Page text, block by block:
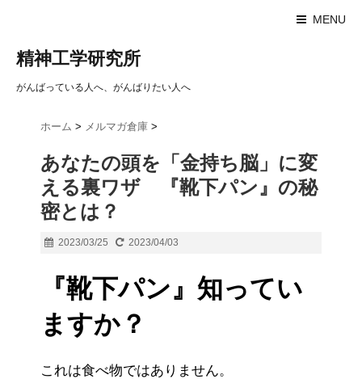
MENU
精神工学研究所
がんばっている人へ、がんばりたい人へ
ホーム > メルマガ倉庫 >
あなたの頭を「金持ち脳」に変
える裏ワザ 『靴下パン』の秘
密とは？
2023/03/25 2023/04/03
『靴下パン』知ってい
ますか？
これは食べ物ではありません。